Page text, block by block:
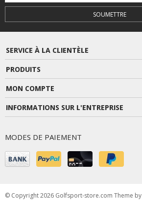
SOUMETTRE
SERVICE À LA CLIENTÈLE
PRODUITS
MON COMPTE
INFORMATIONS SUR L'ENTREPRISE
MODES DE PAIEMENT
© Copyright 2026 Golfsport-store.com Theme by